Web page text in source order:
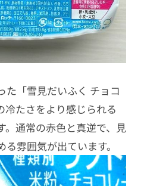
た「雪見だいふく チョコ
冷たさをより感じられる
。通常の赤色と真逆で、見
雰囲気が出ています。